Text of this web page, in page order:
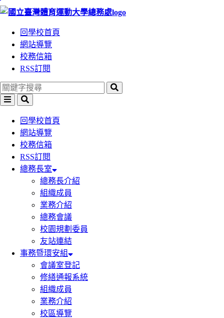
跳
區
塊
跳
區
塊
:::
回學校首頁
網站導覽
校務信箱
RSS訂閱
回學校首頁
網站導覽
校務信箱
RSS訂閱
總務長室
總務長介紹
組織成員
業務介紹
總務會議
校園規劃委員
友站連結
事務暨環安組
會議室登記
修繕通報系統
組織成員
業務介紹
校區導覽